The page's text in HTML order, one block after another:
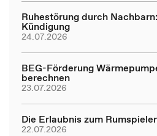
Ruhestörung durch
Kündigung
24.07.2026
BEG-Förderung
berechnen
23.07.2026
Die Erlaubnis zum
22.07.2026